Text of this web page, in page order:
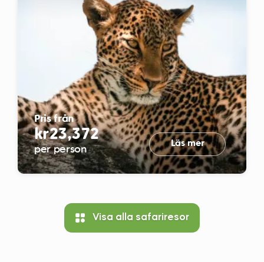
Pris från
kr23,372
per person
Läs mer
Visa alla safariresor